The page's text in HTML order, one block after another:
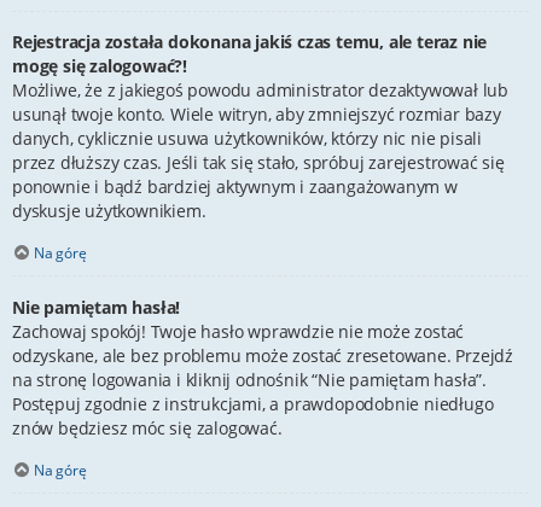
Rejestracja została dokonana jakiś czas temu, ale teraz nie
mogę się zalogować?!
Możliwe, że z jakiegoś powodu administrator dezaktywował lub
usunął twoje konto. Wiele witryn, aby zmniejszyć rozmiar bazy
danych, cyklicznie usuwa użytkowników, którzy nic nie pisali
przez dłuższy czas. Jeśli tak się stało, spróbuj zarejestrować się
ponownie i bądź bardziej aktywnym i zaangażowanym w
dyskusje użytkownikiem.
Na górę
Nie pamiętam hasła!
Zachowaj spokój! Twoje hasło wprawdzie nie może zostać
odzyskane, ale bez problemu może zostać zresetowane. Przejdź
na stronę logowania i kliknij odnośnik “Nie pamiętam hasła”.
Postępuj zgodnie z instrukcjami, a prawdopodobnie niedługo
znów będziesz móc się zalogować.
Na górę